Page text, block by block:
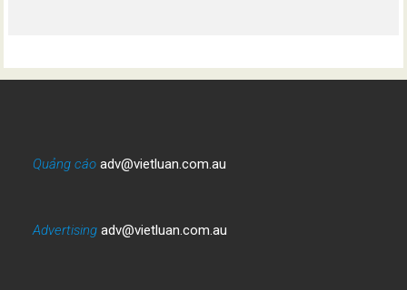
Quảng cáo adv@vietluan.com.au
Advertising adv@vietluan.com.au